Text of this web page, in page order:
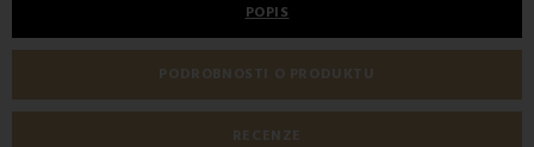
POPIS
PODROBNOSTI O PRODUKTU
RECENZE